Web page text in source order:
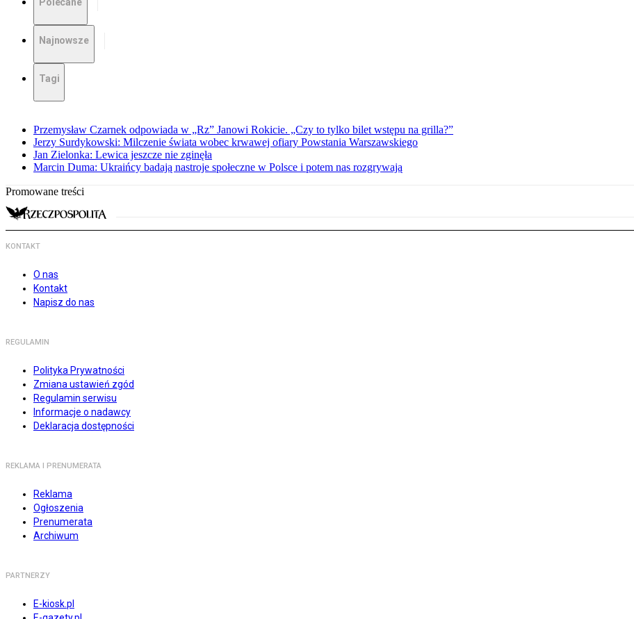
Najnowsze
Tagi
Przemysław Czarnek odpowiada w „Rz” Janowi Rokicie. „Czy to tylko bilet wstępu na grilla?”
Jerzy Surdykowski: Milczenie świata wobec krwawej ofiary Powstania Warszawskiego
Jan Zielonka: Lewica jeszcze nie zginęła
Marcin Duma: Ukraińcy badają nastroje społeczne w Polsce i potem nas rozgrywają
Promowane treści
KONTAKT
O nas
Kontakt
Napisz do nas
REGULAMIN
Polityka Prywatności
Zmiana ustawień zgód
Regulamin serwisu
Informacje o nadawcy
Deklaracja dostępności
REKLAMA I PRENUMERATA
Reklama
Ogłoszenia
Prenumerata
Archiwum
PARTNERZY
E-kiosk.pl